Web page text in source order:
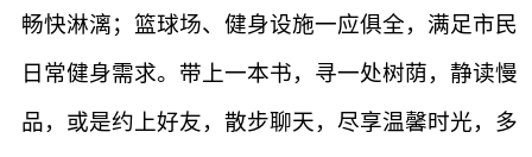
畅快淋漓；篮球场、健身设施一应俱全，满足市民
日常健身需求。带上一本书，寻一处树荫，静读慢
品，或是约上好友，散步聊天，尽享温馨时光，多